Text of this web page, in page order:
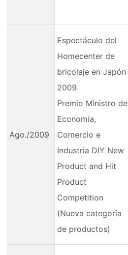
Ago./2009
Espectáculo del
Homecenter de
bricolaje en Japón
2009
Premio Ministro de
Economía,
Comercio e
Industria DIY New
Product and Hit
Product
Competition
(Nueva categoría
de productos)